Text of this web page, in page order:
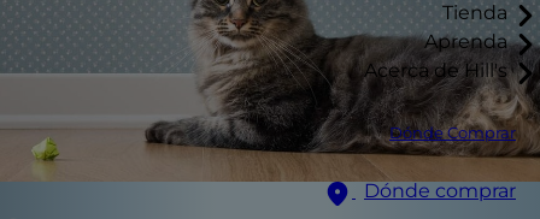
Tienda
Aprenda
Acerca de Hill's
Dónde Comprar
Dónde comprar